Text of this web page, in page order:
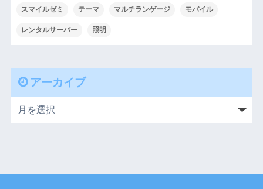
スマイルゼミ テーマ マルチランゲージ モバイル
レンタルサーバー 照明
アーカイブ